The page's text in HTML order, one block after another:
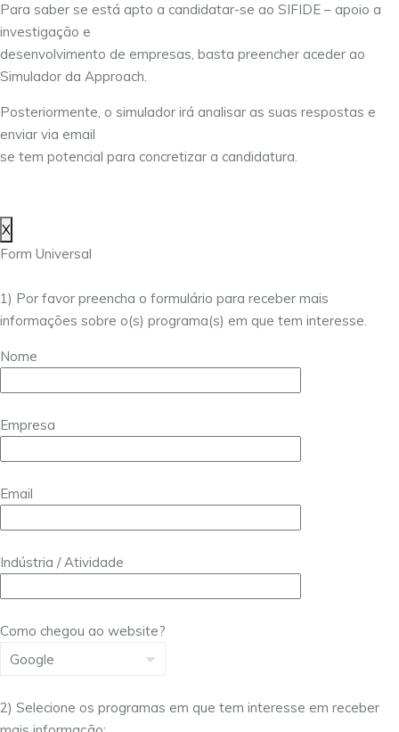
Para saber se está apto a candidatar-se ao SIFIDE – apoio a
investigação e
desenvolvimento de empresas, basta preencher aceder ao
Simulador da Approach.
Posteriormente, o simulador irá analisar as suas respostas e
enviar via email
se tem potencial para concretizar a candidatura.
X
Form Universal
1) Por favor preencha o formulário para receber mais
informações sobre o(s) programa(s) em que tem interesse.
Nome
Empresa
Email
Indústria / Atividade
Como chegou ao website?
2) Selecione os programas em que tem interesse em receber